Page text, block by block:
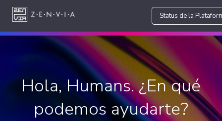
Status de la
Hola, Humans. ¿En qué
podemos ayudarte?